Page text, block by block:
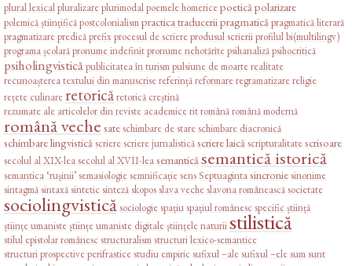
plural lexicalpluralizareplurimodalpoemele homericepoeticăpolarizare
polemică științificăpostcolonialismpractica traduceriipragmaticăpragmatică literară
pragmatizarepredicăprefixprocesul de scriereprodusul scrieriiprofilul bi(multilingv)
programa școlarăpronume indefinitpronume nehotărîtepsihanalizăpsihocritică
psiholingvisticăpublicitatea în turismpulsiune de moarterealitate
recunoașterea textului din manuscrisereferințăreformareregramatizarereligie
rețete culinare retoricăretorică creștină
rezumate ale articolelor din reviste academiceritromânăromână modernă
română veche sateschimbare de stareschimbare diacronică
schimbare lingvisticăscrierescriere jurnalisticăscriere laicăscripturalitatescrisoare
secolul al XIX-leasecolul al XVII-leasemanticăsemantică istorică
semantica ‘rușinii’semasiologiesemnificațiesens Septuagintasincroniesinonime
sintagmăsintaxăsinteticsintezăskoposslava vecheslavona româneascăsocietate
sociolingvisticăsociologiespațiuspațiul românescspecificștiință
științe umanisteștiințe umaniste digitaleștiințele naturiistilistică
stilul epistolar românescstructuralismstructuri lexico-semantice
structuri prospective perifrasticestudiu empiricsufixul –alesufixul –elesumsunt